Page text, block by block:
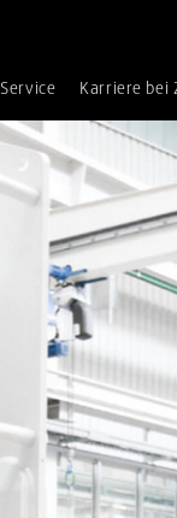
Service Karriere bei